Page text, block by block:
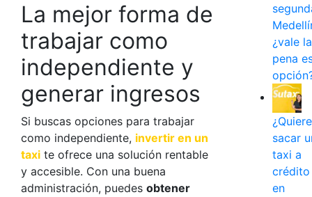
La mejor forma de
trabajar como
independiente y
generar ingresos
Si buscas opciones para trabajar
como independiente, invertir en un
taxi te ofrece una solución rentable
y accesible. Con una buena
administración, puedes obtener
¿vale la
pena
sacar
taxi a
crédito
en